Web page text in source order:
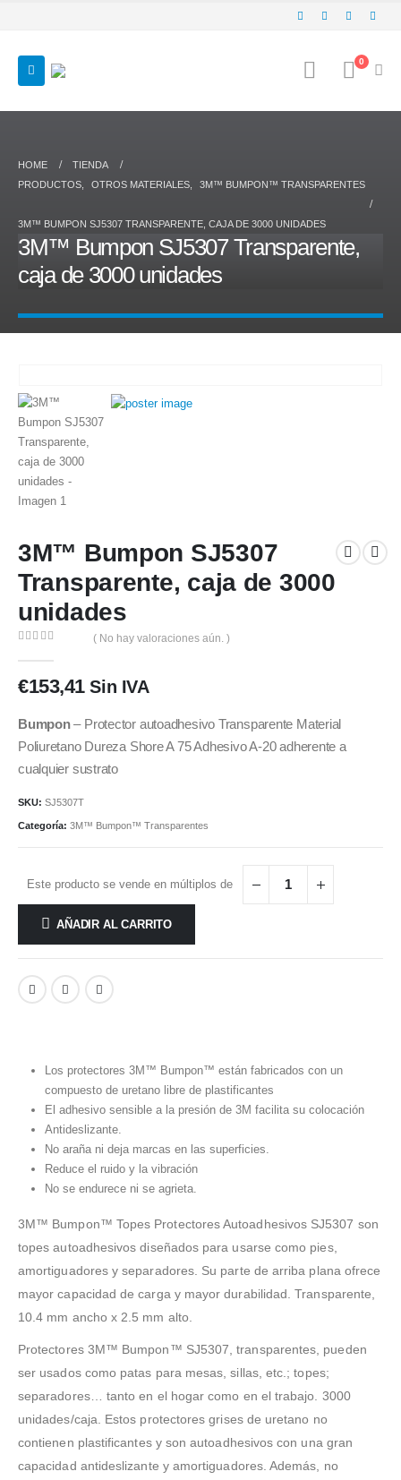
0
HOME
TIENDA
PRODUCTOS
OTROS MATERIALES 3M™ BUMPON™ TRANSPARENTES
3M™ BUMPON SJ5307 TRANSPARENTE, CAJA DE 3000 UNIDADES
3M™ Bumpon SJ5307 Transparente,
caja de 3000 unidades
3M™ Bumpon SJ5307
Transparente, caja de 3000
unidades
( No hay valoraciones aún. )
€153,41 Sin IVA
Bumpon– Protector autoadhesivo Transparente Material
Poliuretano Dureza Shore A 75 Adhesivo A-20 adherente a
cualquier sustrato
SKU: SJ5307T
Categoría: 3M™ Bumpon™ Transparentes
Este producto se vende en múltiplos de
AÑADIR AL CARRITO
Los protectores 3M™ Bumpon™ están fabricados con un
compuesto de uretano libre de plastificantes
El adhesivo sensible a la presión de 3M facilita su colocación
Antideslizante.
No araña ni deja marcas en las superficies.
Reduce el ruido y la vibración
No se endurece ni se agrieta.
3M™ Bumpon™ Topes Protectores Autoadhesivos SJ5307 son
topes autoadhesivos diseñados para usarse como pies,
amortiguadores y separadores. Su parte de arriba plana ofrece
mayor capacidad de carga y mayor durabilidad. Transparente,
10.4 mm ancho x 2.5 mm alto.
Protectores 3M™ Bumpon™ SJ5307, transparentes, pueden
ser usados como patas para mesas, sillas, etc.; topes;
separadores… tanto en el hogar como en el trabajo. 3000
unidades/caja. Estos protectores grises de uretano no
contienen plastificantes y son autoadhesivos con una gran
capacidad antideslizante y amortiguadores. Además, no